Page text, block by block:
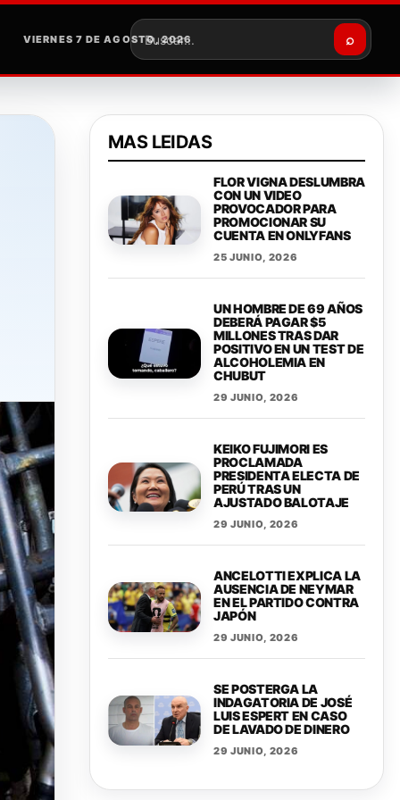
VIERNES 7 DE AGOSTO, 2026
Buscar
⌕
MAS LEIDAS
FLOR VIGNA DESLUMBRA
CON UN VIDEO
PROVOCADOR PARA
PROMOCIONAR SU
CUENTA EN ONLYFANS
25 JUNIO, 2026
UN HOMBRE DE 69 AÑOS
DEBERÁ PAGAR $5
MILLONES TRAS DAR
POSITIVO EN UN TEST DE
ALCOHOLEMIA EN
CHUBUT
29 JUNIO, 2026
KEIKO FUJIMORI ES
PROCLAMADA
PRESIDENTA ELECTA DE
PERÚ TRAS UN
AJUSTADO BALOTAJE
29 JUNIO, 2026
ANCELOTTI EXPLICA LA
AUSENCIA DE NEYMAR
EN EL PARTIDO CONTRA
JAPÓN
29 JUNIO, 2026
SE POSTERGA LA
INDAGATORIA DE JOSÉ
LUIS ESPERT EN CASO
DE LAVADO DE DINERO
29 JUNIO, 2026